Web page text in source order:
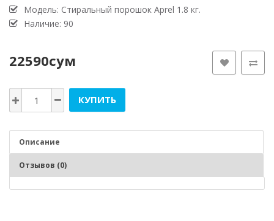
Модель: Стиральный порошок Aprel 1.8 кг.
Наличие: 90
22590сум
КУПИТЬ
Описание
Отзывов (0)